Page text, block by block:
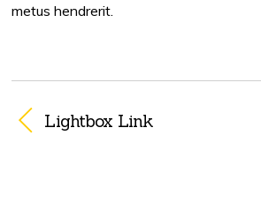
metus hendrerit.
Lightbox Link